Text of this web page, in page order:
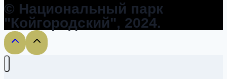
© Национальный парк
"Койгородский", 2024.